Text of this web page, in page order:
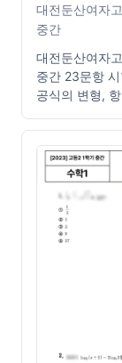
대전둔산여자
중간
대전둔산여자
중간 23문항
공식의 변형,